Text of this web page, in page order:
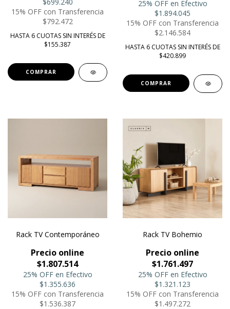
15% OFF con Transferencia
$792.472
HASTA 6 CUOTAS SIN INTERÉS DE
$155.387
25% OFF en Efectivo
$1.894.045
15% OFF con Transferencia
$2.146.584
HASTA 6 CUOTAS SIN INTERÉS DE
$420.899
COMPRAR
Rack TV Contemporáneo
Precio online
$1.807.514
25% OFF en Efectivo
$1.355.636
15% OFF con Transferencia
$1.536.387
Rack TV Bohemio
Precio online
$1.761.497
25% OFF en Efectivo
$1.321.123
15% OFF con Transferencia
$1.497.272